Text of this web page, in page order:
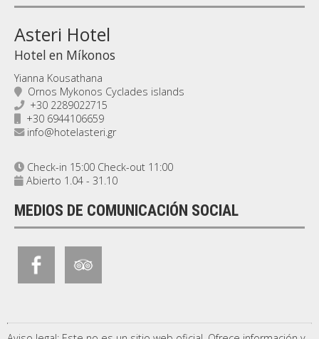
Asteri Hotel
Hotel en Míkonos
Yianna Kousathana
Ornos Mykonos Cyclades islands
+30 2289022715
+30 6944106659
info@hotelasteri.gr
Check-in 15:00 Check-out 11:00
Abierto 1.04 - 31.10
MEDIOS DE COMUNICACIÓN SOCIAL